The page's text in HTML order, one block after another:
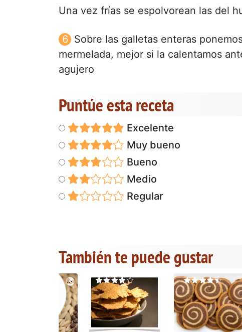
Una vez frías se espolvorean las del
Sobre las galletas enteras
mermelada, mejor si la calentamos
agujero
Puntúe esta receta
Excelente
Muy bueno
Bueno
Medio
Regular
También te puede gustar